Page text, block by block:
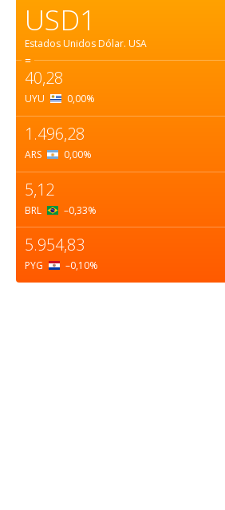
USD1
Estados Unidos Dólar. USA
=
40,28
UYU 0,00%
1.496,28
ARS 0,00%
5,12
BRL –0,33%
5.954,83
PYG –0,10%